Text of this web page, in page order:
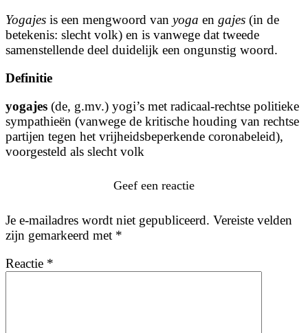
Yogajes is een mengwoord van yoga en gajes (in de
betekenis: slecht volk) en is vanwege dat tweede
samenstellende deel duidelijk een ongunstig woord.
Definitie
yogajes (de, g.mv.) yogi’s met radicaal-rechtse politieke
sympathieën (vanwege de kritische houding van rechtse
partijen tegen het vrijheidsbeperkende coronabeleid),
voorgesteld als slecht volk
Geef een reactie
Je e-mailadres wordt niet gepubliceerd. Vereiste velden
zijn gemarkeerd met *
Reactie *